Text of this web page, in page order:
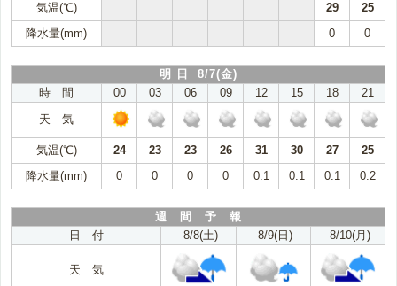
気温(℃) 29
25
降水量(mm)
0 0
明 日 8/7(金)
時 間
00 03 06 09 12 15 18
21
天 気
気温(℃) 24 23 23 26 31 30 27
25
降水量(mm)
0 0 0 0 0.1 0.1 0.1 0.2
週 間 予 報
日 付
8/8(土) 8/9(日) 8/10(月)
天 気